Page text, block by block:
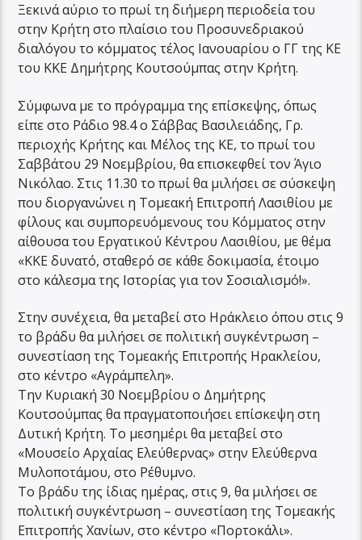
Ξεκινά αύριο το πρωί τη διήμερη περιοδεία του
στην Κρήτη στο πλαίσιο του Προσυνεδριακού
διαλόγου το κόμματος τέλος Ιανουαρίου ο ΓΓ της ΚΕ
του ΚΚΕ Δημήτρης Κουτσούμπας στην Κρήτη.
Σύμφωνα με το πρόγραμμα της επίσκεψης, όπως
είπε στο Ράδιο 98.4 ο Σάββας Βασιλειάδης, Γρ.
περιοχής Κρήτης και Μέλος της ΚΕ, το πρωί του
Σαββάτου 29 Νοεμβρίου, θα επισκεφθεί τον Άγιο
Νικόλαο. Στις 11.30 το πρωί θα μιλήσει σε σύσκεψη
που διοργανώνει η Τομεακή Επιτροπή Λασιθίου με
φίλους και συμπορευόμενους του Κόμματος στην
αίθουσα του Εργατικού Κέντρου Λασιθίου, με θέμα
«ΚΚΕ δυνατό, σταθερό σε κάθε δοκιμασία, έτοιμο
στο κάλεσμα της Ιστορίας για τον Σοσιαλισμό!».
Στην συνέχεια, θα μεταβεί στο Ηράκλειο όπου στις 9
το βράδυ θα μιλήσει σε πολιτική συγκέντρωση –
συνεστίαση της Τομεακής Επιτροπής Ηρακλείου,
στο κέντρο «Αγράμπελη».
Την Κυριακή 30 Νοεμβρίου ο Δημήτρης
Κουτσούμπας θα πραγματοποιήσει επίσκεψη στη
Δυτική Κρήτη. Το μεσημέρι θα μεταβεί στο
«Μουσείο Αρχαίας Ελεύθερνας» στην Ελεύθερνα
Μυλοποτάμου, στο Ρέθυμνο.
Το βράδυ της ίδιας ημέρας, στις 9, θα μιλήσει σε
πολιτική συγκέντρωση – συνεστίαση της Τομεακής
Επιτροπής Χανίων, στο κέντρο «Πορτοκάλι».